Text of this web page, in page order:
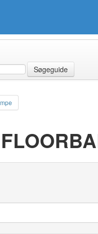
Søgeguide